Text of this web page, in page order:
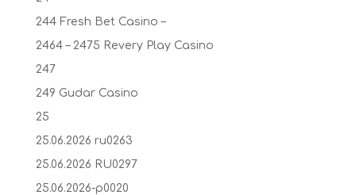
244 Fresh Bet Casino –
2464 – 2475 Revery Play Casino
247
249 Gudar Casino
25
25.06.2026 ru0263
25.06.2026 RU0297
25.06.2026-p0020